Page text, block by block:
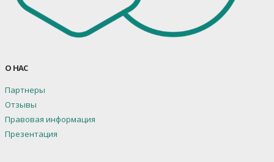
О НАС
Партнеры
Отзывы
Правовая информация
Презентация